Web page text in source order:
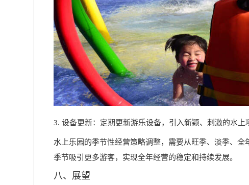
3. 设备更新：定期更新游乐设备，引入新颖、刺激的水上
水上乐园的季节性经营策略调整，需要从旺季、淡季、
季节吸引更多游客，实现全年经营的稳定和持续发展。
八、展望